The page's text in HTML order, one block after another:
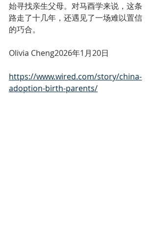
始寻找亲生父母。对马酉学来说，这条
路走了十几年，还遇见了一场难以置信
的巧合。
Olivia Cheng2026年1月20日
https://www.wired.com/story/china-
adoption-birth-parents/